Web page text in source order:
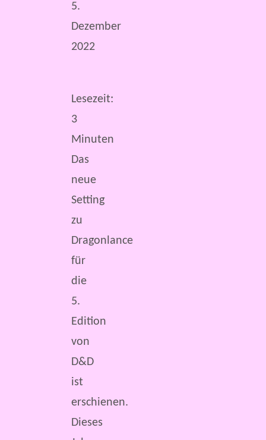
5.
Dezember
2022
Lesezeit:
3
Minuten
Das
neue
Setting
zu
Dragonlance
für
die
5.
Edition
von
D&D
ist
erschienen.
Dieses